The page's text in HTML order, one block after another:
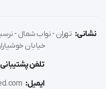
صحیح و تجویز به موقع آن می
نشانی: تهران - نواب شمال -
خیابان
تلفن
ایمیل: